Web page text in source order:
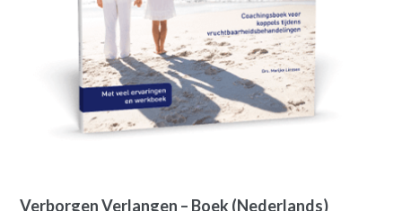
Verborgen Verlangen – Boek (Nederlands)